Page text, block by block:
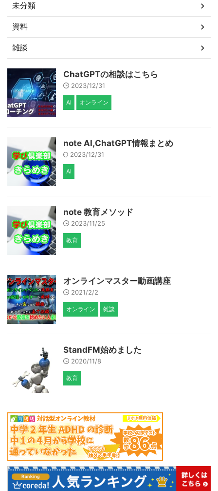
未分類
資料
雑談
ChatGPTの相談はこちら
2023/12/31
AI オンライン
note AI,ChatGPT情報まとめ
2023/12/31
AI
note 教育メソッド
2023/11/25
教育
オンラインマスター動画講座
2021/2/2
オンライン 雑談
StandFM始めました
2020/11/8
教育